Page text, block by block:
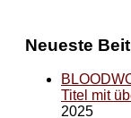
Neueste
Titel mit
2025